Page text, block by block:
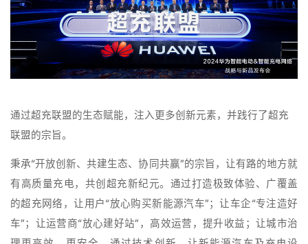
通过超充联盟的生态赋能，注入更多创新元素，并践行了超充
联盟的宗旨。
秉承“开放创新、共建生态、协同共赢”的宗旨，让有路的地方就
有高质量充电，共创超充新纪元。通过打造极致体验、广覆盖
的超充网络，让用户“放心购买新能源汽车”；让车企“专注造好
车”；让运营商“放心建好站”，高效运营，提升收益；让城市治